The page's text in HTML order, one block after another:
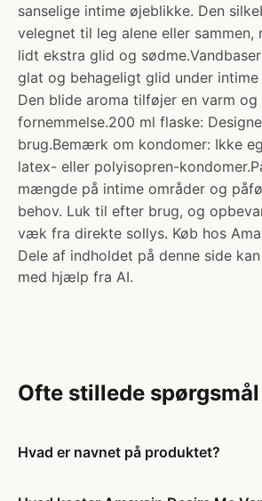
sanselige intime øjeblikke. Den
velegnet til leg alene eller sammen,
lidt ekstra glid og
glat og behageligt glid under intime
Den blide aroma tilføjer en varm og
fornemmelse.200 ml flaske:
brug.Bemærk om kondomer: Ikke
latex- eller polyisopren-
mængde på intime områder og
behov. Luk til efter brug, og
væk fra direkte sollys. Køb hos
Dele af indholdet på denne side
med hjælp fra AI.
Ofte stillede spørgsmål
Hvad er navnet på produktet?